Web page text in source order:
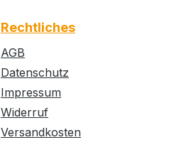
Rechtliches
AGB
Datenschutz
Impressum
Widerruf
Versandkosten